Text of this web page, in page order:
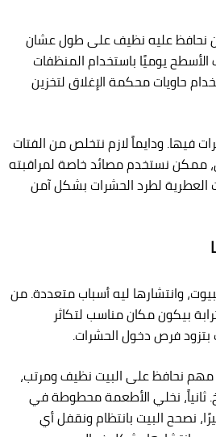
نحافظ عليه نظيف على طول عشان
يوميًا باستخدام المنظفات
حاويات محكمة الإغلاق لتخزين
فيها. ودايماً لازم نتخلص من الفتات
ممكن نستخدم مصائد خاصة لمراقبته
العطرية لطرد الحشرات بشكل آمن
وانتشارها ليه أسباب متعددة. من
بيكون مكان مناسب لتكاثر
بتزود فرص دخول الحشرات.
مهم نحافظ على البيت نظيف ومرتب،
ثانياً، نخلي الأطعمة محطوطة في
نصحح البيت بانتظام ونقفل أي